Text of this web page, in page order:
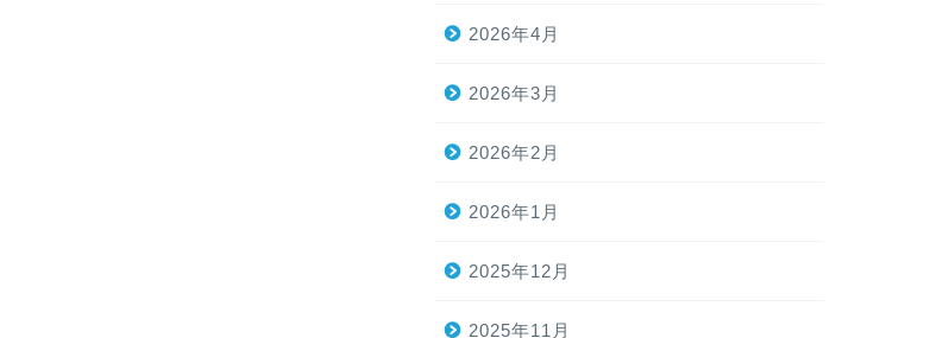
2026年4月
2026年3月
2026年2月
2026年1月
2025年12月
2025年11月